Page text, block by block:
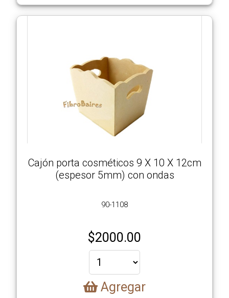
Cajón porta cosméticos 9 X 10 X 12cm
(espesor 5mm) con ondas
90-1108
$2000.00
Agregar